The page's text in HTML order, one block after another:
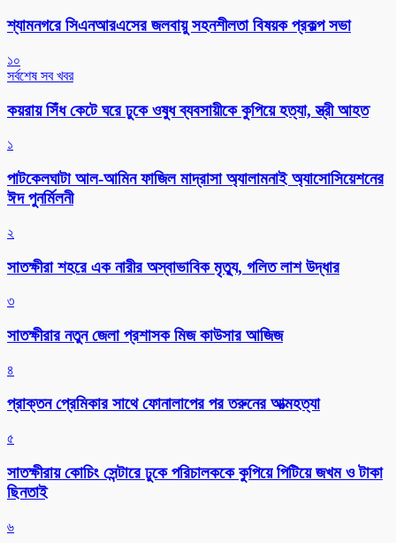
শ্যামনগরে সিএনআরএসের জলবায়ু সহনশীলতা বিষয়ক প্রকল্প সভা
১০
সর্বশেষ সব খবর
কয়রায় সিঁধ কেটে ঘরে ঢুকে ওষুধ ব্যবসায়ীকে কুপিয়ে হত্যা, স্ত্রী আহত
১
পাটকেলঘাটা আল-আমিন ফাজিল মাদ্রাসা অ্যালামনাই অ্যাসোসিয়েশনের
ঈদ পুনর্মিলনী
২
সাতক্ষীরা শহরে এক নারীর অস্বাভাবিক মৃত্যু, গলিত লাশ উদ্ধার
৩
সাতক্ষীরার নতুন জেলা প্রশাসক মিজ কাউসার আজিজ
৪
প্রাক্তন প্রেমিকার সাথে ফোনালাপের পর তরুনের আত্মহত্যা
৫
সাতক্ষীরায় কোচিং সেন্টারে ঢুকে পরিচালককে কুপিয়ে পিটিয়ে জখম ও টাকা
ছিনতাই
৬